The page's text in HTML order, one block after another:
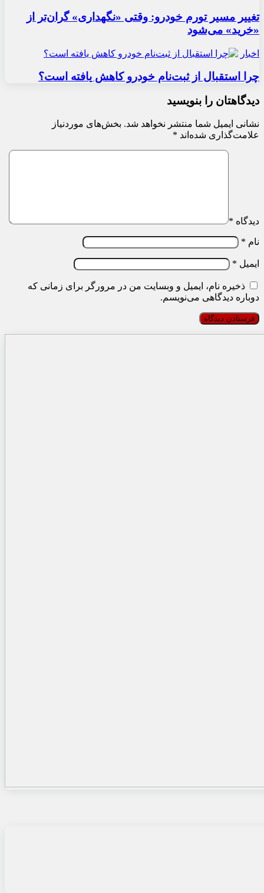
تغییر مسیر تورم خودرو: وقتی «نگهداری» گران‌تر از
«خرید» می‌شود
اخبار
چرا استقبال از ثبت‌نام خودرو کاهش یافته است؟
دیدگاهتان را بنویسید
نشانی ایمیل شما منتشر نخواهد شد. بخش‌های موردنیاز
علامت‌گذاری شده‌اند *
دیدگاه *
نام *
ایمیل *
ذخیره نام، ایمیل و وبسایت من در مرورگر برای زمانی که
دوباره دیدگاهی می‌نویسم.